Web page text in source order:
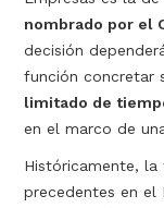
nombrado por el
decisión
función concretar
limitado de
en el marco de
Históricamente,
precedentes en el